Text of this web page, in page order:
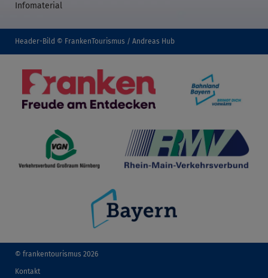
Infomaterial
Header-Bild © FrankenTourismus / Andreas Hub
© frankentourismus 2026
Kontakt